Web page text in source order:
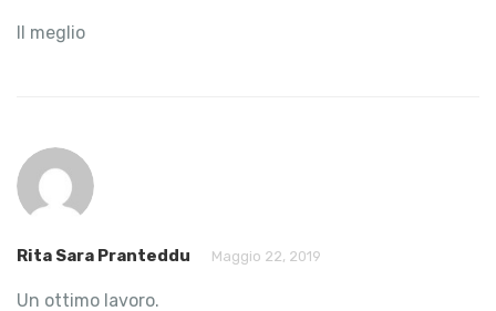
Il meglio
Rita Sara Pranteddu Maggio 22, 2019
Un ottimo lavoro.